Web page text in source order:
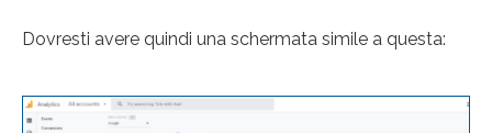
Dovresti avere quindi una schermata simile a questa: